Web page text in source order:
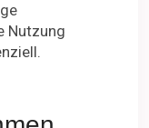
Nutzung